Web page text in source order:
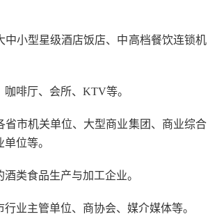
中小型星级酒店饭店、中高档餐饮连锁机
啡厅、会所、KTV等。
省市机关单位、大型商业集团、商业综合
位等。
类食品生产与加工企业。
业主管单位、商协会、媒介媒体等。